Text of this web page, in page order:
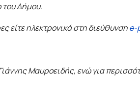
του Δήμου.
είτε ηλεκτρονικά στη διεύθυνσηe-
Μαυροειδής, ενώ για